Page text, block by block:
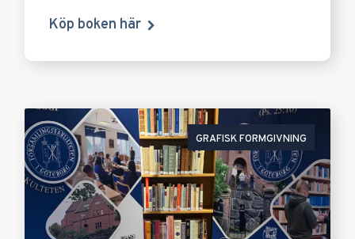
Köp boken här
GRAFISK FORMGIVNING